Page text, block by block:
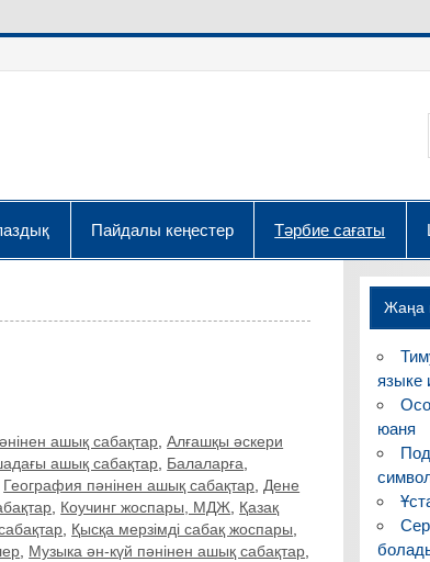
Пайдалы кеңестер Тәрбие сағаты
ашық сабақтар ,Алғашқы әскери
ашық сабақтар, Балаларға,
География пәнінен ашық сабақтар,Дене
, Коучинг жоспары, МДЖ, Қазақ
, Қысқа мерзімді сабақ жоспары,
, Музыка ән-күй пәнінен ашық сабақтар,
Жаңа
языке
юаня